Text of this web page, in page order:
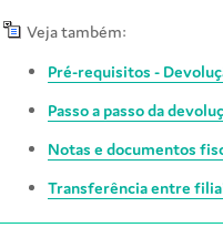
Veja também:
Pré-requisitos -
Passo a passo da
Notas e documentos
Transferência entre